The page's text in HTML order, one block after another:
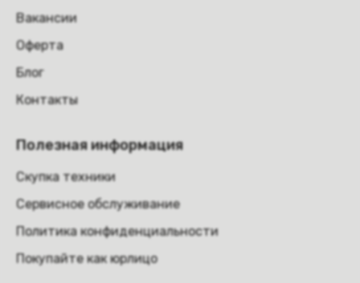
Вакансии
Оферта
Блог
Контакты
Полезная информация
Скупка техники
Сервисное обслуживание
Политика конфиденциальности
Покупайте как юрлицо